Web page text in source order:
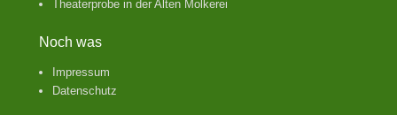
Theaterprobe in der Alten Molkerei
Noch was
Impressum
Datenschutz